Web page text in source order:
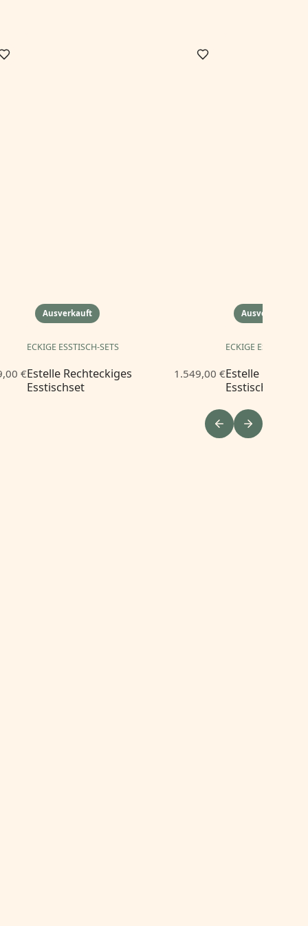
€
Ausverkauft
ECKIGE ESSTISCH-SETS
Estelle Rechteckiges
Esstischset
1.549,00 €
Ausverkauft
ECKIGE ESSTISCH-
Estelle
Esstischset